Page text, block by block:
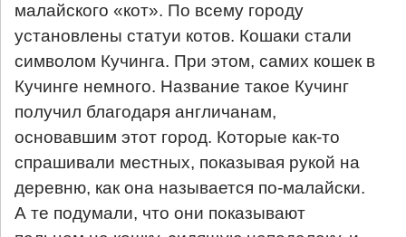
малайского «кот». По всему городу
установлены статуи котов. Кошаки стали
символом Кучинга. При этом, самих кошек в
Кучинге немного. Название такое Кучинг
получил благодаря англичанам,
основавшим этот город. Которые как-то
спрашивали местных, показывая рукой на
деревню, как она называется по-малайски.
А те подумали, что они показывают